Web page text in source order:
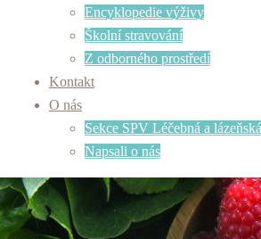
Encyklopedie výživy
Školní stravování
Z odborného prostředí
Kontakt
O nás
Sekce SPV Léčebná a
Napsali o nás